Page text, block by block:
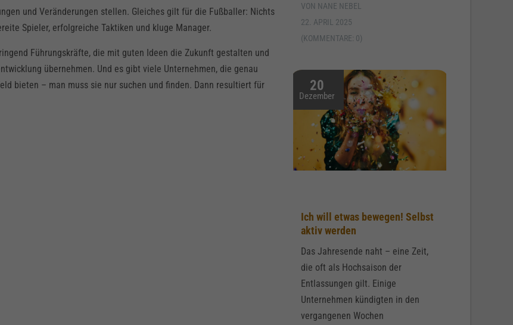
und Veränderungen stellen. Gleiches gilt für die Fußballer: Nichts
Spieler, erfolgreiche Taktiken und kluge Manager.
Führungskräfte, die mit guten Ideen die Zukunft gestalten und
übernehmen. Und es gibt viele Unternehmen, die genau
bieten – man muss sie nur suchen und finden. Dann resultiert für
VON NANE NEBEL
22. APRIL 2025
(KOMMENTARE: 0)
20
Dezember
Ich will etwas bewegen! Selbst
aktiv werden
Das Jahresende naht – eine Zeit,
die oft als Hochsaison der
Entlassungen gilt. Einige
Unternehmen kündigten in den
vergangenen Wochen